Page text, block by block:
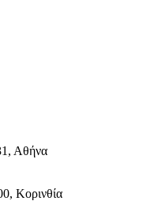
Αθήνα
Κορινθία